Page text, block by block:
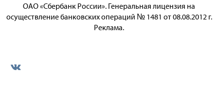
ОАО «Сбербанк России». Генеральная лицензия на
осуществление банковских операций № 1481 от 08.08.2012 г.
Реклама.